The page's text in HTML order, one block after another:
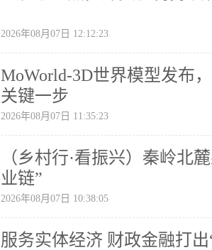
2026年08月07日 12:12:23
MoWorld-3D世界模型发布
关键一步
2026年08月07日 11:35:23
（乡村行·看振兴）秦岭北
业链”
2026年08月07日 10:38:05
服务实体经济 财政金融打出